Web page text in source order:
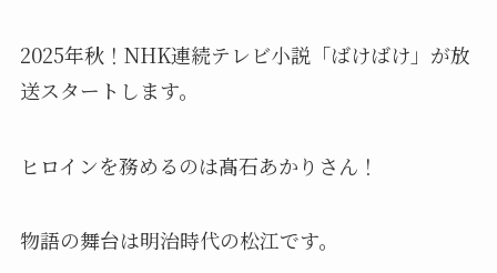
2025年秋！NHK連続テレビ小説「ばけばけ」が放
送スタートします。
ヒロインを務めるのは髙石あかりさん！
物語の舞台は明治時代の松江です。